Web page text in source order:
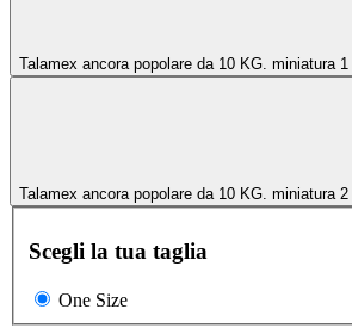
Talamex ancora popolare da 10 KG. miniatura 1
Talamex ancora popolare da 10 KG. miniatura 2
Scegli la tua taglia
One Size